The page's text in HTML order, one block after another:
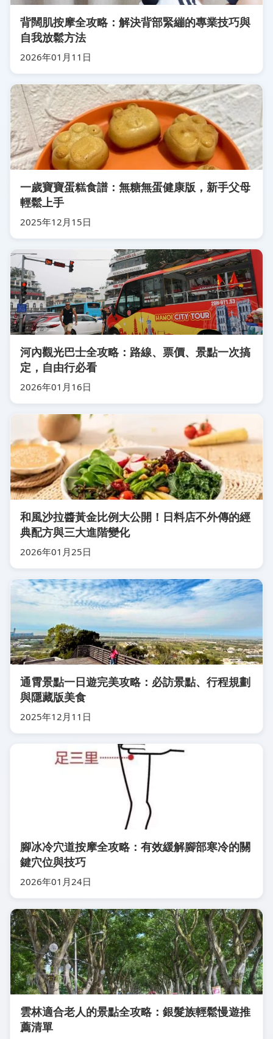
背闊肌按摩全攻略：解決背部緊繃的專業技巧與
自我放鬆方法
2026年01月11日
一歲寶寶蛋糕食譜：無糖無蛋健康版，新手父母
輕鬆上手
2025年12月15日
河內觀光巴士全攻略：路線、票價、景點一次搞
定，自由行必看
2026年01月16日
和風沙拉醬黃金比例大公開！日料店不外傳的經
典配方與三大進階變化
2026年01月25日
通霄景點一日遊完美攻略：必訪景點、行程規劃
與隱藏版美食
2025年12月11日
腳冰冷穴道按摩全攻略：有效緩解腳部寒冷的關
鍵穴位與技巧
2026年01月24日
雲林適合老人的景點全攻略：銀髮族輕鬆慢遊推
薦清單